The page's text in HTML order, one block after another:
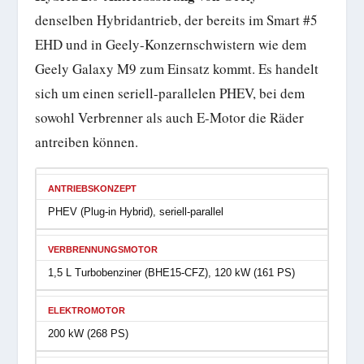
denselben Hybridantrieb, der bereits im Smart #5
EHD und in Geely-Konzernschwistern wie dem
Geely Galaxy M9 zum Einsatz kommt. Es handelt
sich um einen seriell-parallelen PHEV, bei dem
sowohl Verbrenner als auch E-Motor die Räder
antreiben können.
ANTRIEBSKONZEPT
PHEV (Plug-in Hybrid), seriell-parallel
VERBRENNUNGSMOTOR
1,5 L Turbobenziner (BHE15-CFZ), 120 kW (161 PS)
ELEKTROMOTOR
200 kW (268 PS)